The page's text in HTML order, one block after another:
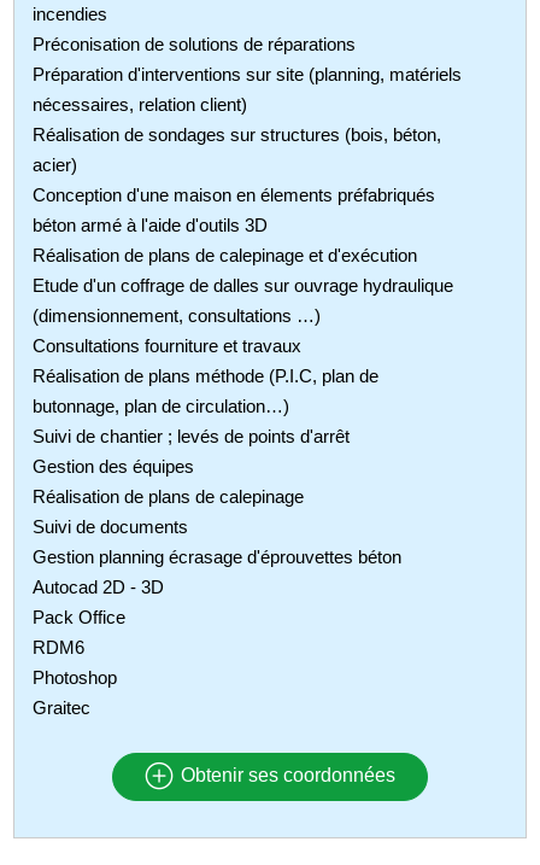
incendies
Préconisation de solutions de réparations
Préparation d'interventions sur site (planning, matériels
nécessaires, relation client)
Réalisation de sondages sur structures (bois, béton,
acier)
Conception d'une maison en élements préfabriqués
béton armé à l'aide d'outils 3D
Réalisation de plans de calepinage et d'exécution
Etude d'un coffrage de dalles sur ouvrage hydraulique
(dimensionnement, consultations …)
Consultations fourniture et travaux
Réalisation de plans méthode (P.I.C, plan de
butonnage, plan de circulation…)
Suivi de chantier ; levés de points d'arrêt
Gestion des équipes
Réalisation de plans de calepinage
Suivi de documents
Gestion planning écrasage d'éprouvettes béton
Autocad 2D - 3D
Pack Office
RDM6
Photoshop
Graitec
Obtenir ses coordonnées